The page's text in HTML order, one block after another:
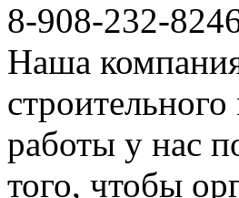
8-908-232-
Наша
работы у нас
того, чтобы